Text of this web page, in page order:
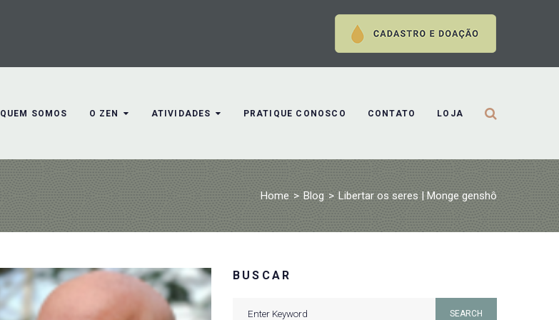
QUEM SOMOS O ZEN ATIVIDADES PRATIQUE CONOSCO CONTATO LOJA
Home > Blog > Libertar os seres | Monge genshô
BUSCAR
SEARCH